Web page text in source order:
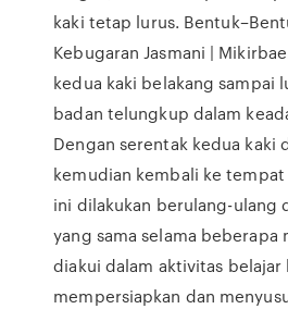
kaki tetap lurus.
Kebugaran Jasmani |
kedua kaki belakang sampai
badan telungkup dalam
Dengan serentak kedua kaki
kemudian kembali ke tempat
ini dilakukan berulang-ulang
yang sama selama beberapa
diakui dalam aktivitas belajar
mempersiapkan dan